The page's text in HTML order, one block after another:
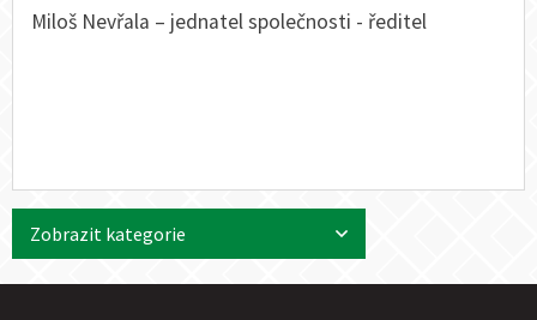
Miloš Nevřala – jednatel společnosti - ředitel
Zobrazit kategorie